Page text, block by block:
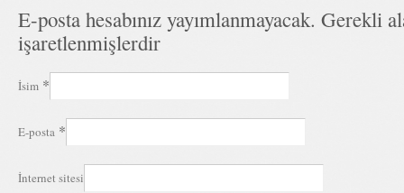
E-posta hesabınız yayımlanmayacak. Gerekli
işaretlenmişlerdir
İsim *
E-posta *
İnternet sitesi